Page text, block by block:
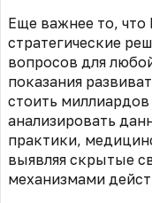
Еще важнее то, что
стратегические
вопросов для
показания
стоить
анализировать
практики,
выявляя скрытые
механизмами